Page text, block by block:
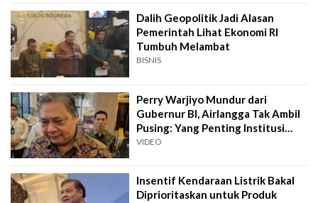
Dalih Geopolitik Jadi Alasan
Pemerintah Lihat Ekonomi RI
Tumbuh Melambat
BISNIS
Perry Warjiyo Mundur dari
Gubernur BI, Airlangga Tak Ambil
Pusing: Yang Penting Institusi
Berjalan
VIDEO
Insentif Kendaraan Listrik Bakal
Diprioritaskan untuk Produk